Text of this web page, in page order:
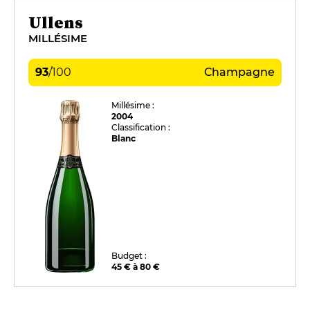
Ullens
MILLÉSIME
93/100 Champagne
Millésime :
2004
Classification :
Blanc
Budget :
45 € à 80 €